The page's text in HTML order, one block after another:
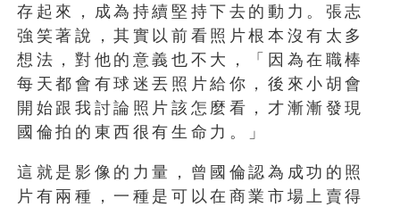
存起來，成為持續堅持下去的動力。張志
強笑著說，其實以前看照片根本沒有太多
想法，對他的意義也不大，「因為在職棒
每天都會有球迷丟照片給你，後來小胡會
開始跟我討論照片該怎麼看，才漸漸發現
國倫拍的東西很有生命力。」
這就是影像的力量，曾國倫認為成功的照
片有兩種，一種是可以在商業市場上賣得